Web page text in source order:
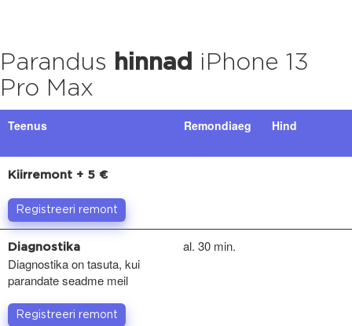
Parandus hinnad
iPhone 13
Pro Max
Teenus Remondiaeg Hind
Kiirremont + 5 €
Registreeri remont
Diagnostika
Diagnostika on tasuta, kui
parandate seadme meil
al. 30 min.
Registreeri remont